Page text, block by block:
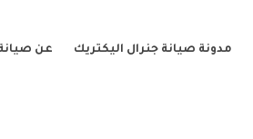
مدونة صيانة جنرال اليكتريك عن